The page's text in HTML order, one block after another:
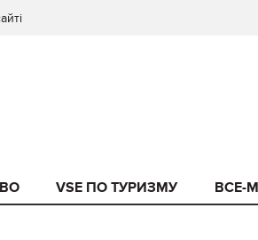
VSE ПО ТУРИЗМУ ВСЕ-